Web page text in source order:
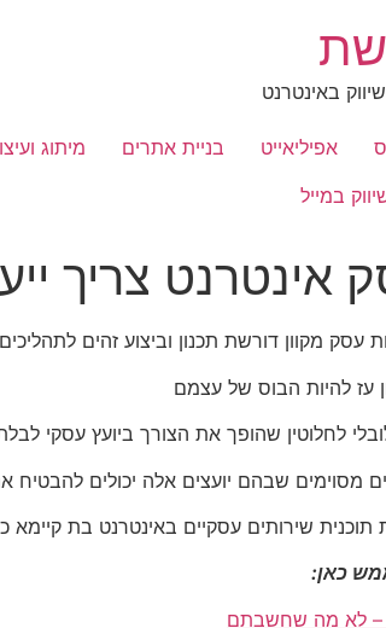
באינטרנט
אפיליאייט בניית אתרים מיתוג
במייל
אינטרנט צריך
עסק מקוון דורשת תכנון וביצוע זהים
עז להיות הבוס של עצמם
לחלוטין שהופך את הצורך ביועץ עסקי
מסוימים שבהם יועצים אלה יכולים
שירותים עסקיים באינטרנט בת קיימא
כאן:
– לא מה שחשבתם